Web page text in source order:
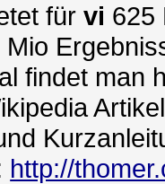
fürvi 625
findet man
http://